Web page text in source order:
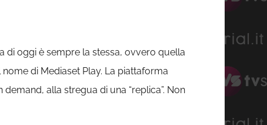
di oggi è sempre la stessa, ovvero quella
di Mediaset Play. La piattaforma
alla stregua di una “replica”. Non